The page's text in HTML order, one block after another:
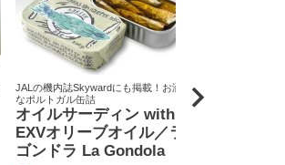
JALの機内誌Skywardにも掲載！お洒落
なポルトガル缶詰
オイルサーディン with
EXVオリーブオイル／ラ
ゴンドラ La Gondola